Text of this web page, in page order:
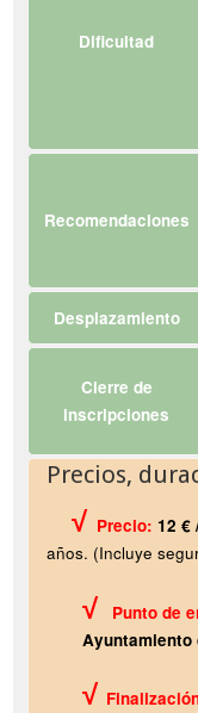
Dificultad
Recomendaciones
Desplazamiento
Cierre de
inscripciones
Precios,
√ Precio: 12 €
años. (Incluye
√ Punto de
Ayuntamiento
√